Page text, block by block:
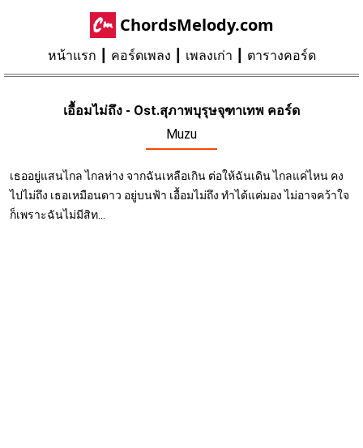
ChordsMelody.com
หน้าแรก คอร์ดเพลง เพลงเก่า ตารางคอร์ด
เอื้อมไม่ถึง - Ost.สุภาพบุรุษจุฑาเทพ คอร์ด
Muzu
เธออยู่แสนไกล ไกลห่าง จากฉันเหลือเกิน ต่อให้ฉันเดิน ไกลแค่ไหน คง
ไปไม่ถึง เธอเหมือนดาว อยู่บนฟ้า เอื้อมไม่ถึง ทำได้แค่มอง ไม่อาจคว้าใจ
ก็เพราะฉันไม่มีสิท...